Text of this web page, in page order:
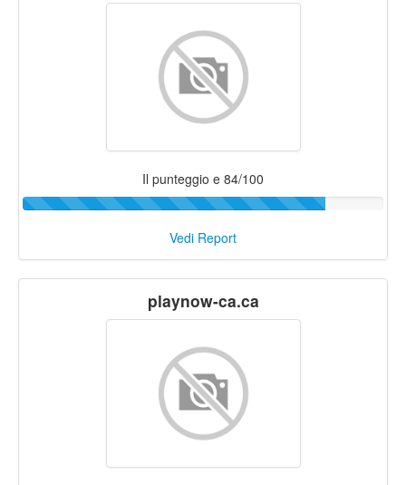
Il punteggio e 84/100
Vedi Report
playnow-ca.ca